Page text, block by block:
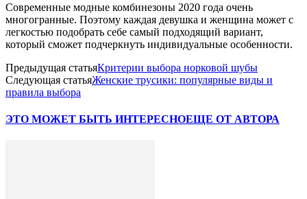
Современные модные комбинезоны 2020 года очень
многогранные. Поэтому каждая девушка и женщина может с
легкостью подобрать себе самый подходящий вариант,
который сможет подчеркнуть индивидуальные особенности.
Предыдущая статьяКритерии выбора норковой шубы
Следующая статьяЖенские трусики: популярные виды и
правила выбора
ЭТО МОЖЕТ БЫТЬ ИНТЕРЕСНОЕЩЕ ОТ АВТОРА